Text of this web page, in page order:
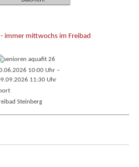
immer mittwochs im Freibad
10:00 Uhr–
11:30 Uhr
Steinberg